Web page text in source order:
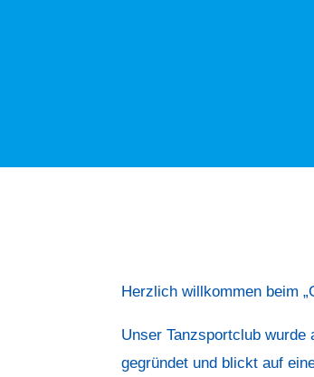
Herzlich willkommen beim
Unser Tanzsportclub wurde
gegründet und blickt auf